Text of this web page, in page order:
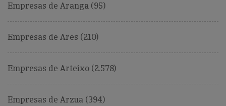
Empresas de Aranga (95)
Empresas de Ares (210)
Empresas de Arteixo (2.578)
Empresas de Arzua (394)